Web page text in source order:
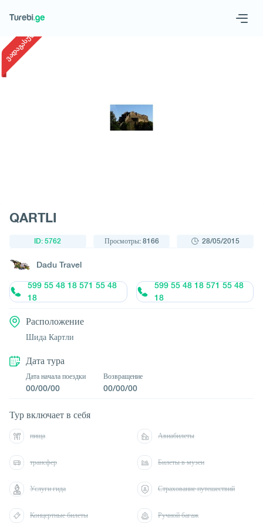
Запросить тур
ვადაგასული
QARTLI
ID: 5762 Просмотры: 8166 28/05/2015
Dadu Travel
599 55 48 18 571 55 48
18
599 55 48 18 571 55 48
18
Расположение
Шида Картли
Дата тура
Дата начала поездки
00/00/00
Возвращение
00/00/00
Тур включает в себя
пища Авиабилеты
трансфер Билеты в музеи
Услуги гида Страхование путешествий
Концертные билеты Ручной багаж